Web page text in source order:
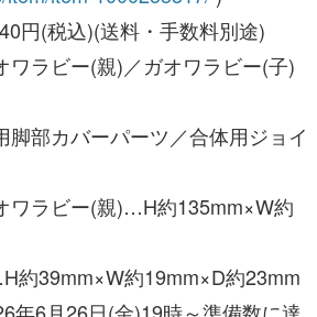
脚部カバーパーツ／合体用ジョイ
ラビー(親)…H約135mm×W約
約39mm×W約19mm×D約23mm
6月26日(金)19時～準備数に達
年2月予定